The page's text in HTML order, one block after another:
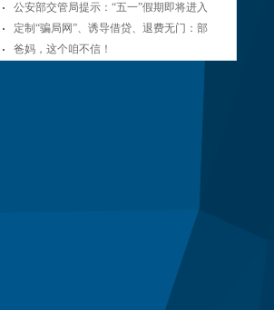
公安部交管局提示：“五一”假期即将进入
定制“骗局网”、诱导借贷、退费无门：部
爸妈，这个咱不信！